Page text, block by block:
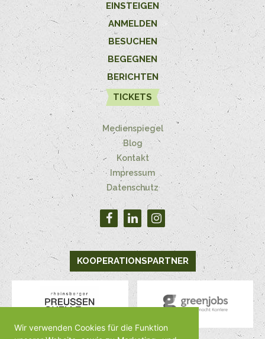
Wir verwenden Cookies für die Funktion
EINSTEIGEN
ANMELDEN
BESUCHEN
BEGEGNEN
BERICHTEN
TICKETS
Medienspiegel
Blog
Kontakt
Impressum
Datenschutz
KOOPERATIONSPARTNER